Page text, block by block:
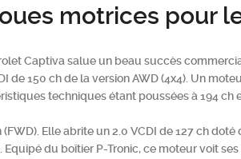
motrices pour
Captiva salue un beau succès
de 150 ch de la version AWD (4x4). Un
techniques étant poussées à 194 ch
Elle abrite un 2.0 VCDI de 127 ch
du boîtier P-Tronic, ce moteur voit